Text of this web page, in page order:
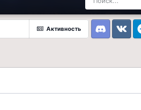
Активность
DiscordVK